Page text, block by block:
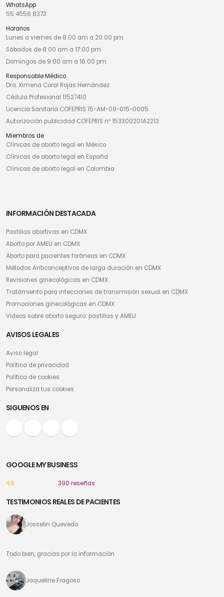
WhatsApp
55 4556 8373
Horarios
Lunes a viernes de 8:00 am a 20:00 pm
Sábados de 8:00 am a 17:00 pm
Domingos de 9:00 am a 16:00 pm
Responsable Médico
Dra. Ximena Coral Rojas Hernández
Cédula Profesional 11527410
Licencia Sanitaria COFEPRIS 15-AM-09-015-0005
Autorización publicidad COFEPRIS nº 153300201A2213
Miembros de
Clínicas de aborto legal en México
Clínicas de aborto legal en España
Clínicas de aborto legal en Colombia
INFORMACIÓN DESTACADA
Pastillas abortivas en CDMX
Aborto por AMEU en CDMX
Aborto para pacientes foráneas en CDMX
Métodos Anticonceptivos de larga duración en CDMX
Revisiones ginecológicas en CDMX
Tratamiento para infecciones de transmisión sexual en CDMX
Promociones ginecológicas en CDMX
Videos sobre aborto seguro: pastillas y AMEU
AVISOS LEGALES
Aviso legal
Política de privacidad
Política de cookies
Personaliza tus cookies
SIGUENOS EN
GOOGLE MY BUSINESS
4.8 390 reseñas
TESTIMONIOS REALES DE PACIENTES
Josselin Quevedo
Todo bien, gracias por la información
Jaqueline Fragoso